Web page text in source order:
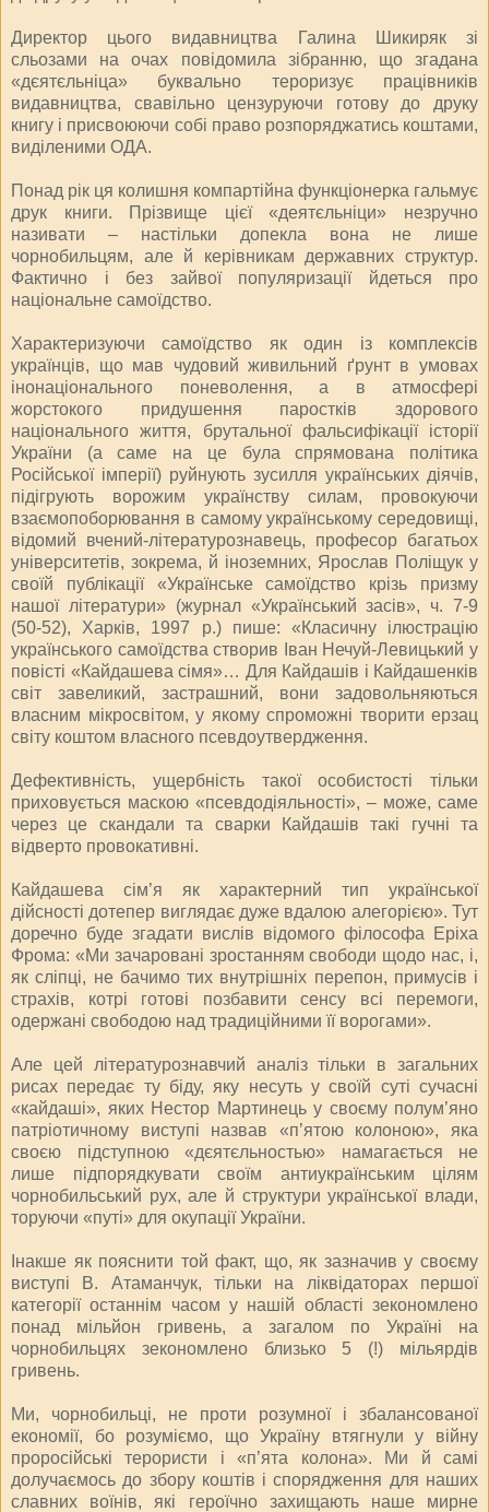
Директор цього видавництва Галина Шикиряк зі
сльозами на очах повідомила зібранню, що згадана
«дєятєльніца» буквально тероризує працівників
видавництва, свавільно цензуруючи готову до друку
книгу і присвоюючи собі право розпоряджатись коштами,
виділеними ОДА.
Понад рік ця колишня компартійна функціонерка гальмує
друк книги. Прізвище цієї «деятєльніци» незручно
називати – настільки допекла вона не лише
чорнобильцям, але й керівникам державних структур.
Фактично і без зайвої популяризації йдеться про
національне самоїдство.
Характеризуючи самоїдство як один із комплексів
українців, що мав чудовий живильний ґрунт в умовах
інонаціонального поневолення, а в атмосфері
жорстокого придушення паростків здорового
національного життя, брутальної фальсифікації історії
України (а саме на це була спрямована політика
Російської імперії) руйнують зусилля українських діячів,
підігрують ворожим українству силам, провокуючи
взаємопоборювання в самому українському середовищі,
відомий вчений-літературознавець, професор багатьох
університетів, зокрема, й іноземних, Ярослав Поліщук у
своїй публікації «Українське самоїдство крізь призму
нашої літератури» (журнал «Український засів», ч. 7-9
(50-52), Харків, 1997 р.) пише: «Класичну ілюстрацію
українського самоїдства створив Іван Нечуй-Левицький у
повісті «Кайдашева сімя»… Для Кайдашів і Кайдашенків
світ завеликий, застрашний, вони задовольняються
власним мікросвітом, у якому спроможні творити ерзац
світу коштом власного псевдоутвердження.
Дефективність, ущербність такої особистості тільки
приховується маскою «псевдодіяльності», – може, саме
через це скандали та сварки Кайдашів такі гучні та
відверто провокативні.
Кайдашева сім’я як характерний тип української
дійсності дотепер виглядає дуже вдалою алегорією». Тут
доречно буде згадати вислів відомого філософа Еріха
Фрома: «Ми зачаровані зростанням свободи щодо нас, і,
як сліпці, не бачимо тих внутрішніх перепон, примусів і
страхів, котрі готові позбавити сенсу всі перемоги,
одержані свободою над традиційними її ворогами».
Але цей літературознавчий аналіз тільки в загальних
рисах передає ту біду, яку несуть у своїй суті сучасні
«кайдаші», яких Нестор Мартинець у своєму полум’яно
патріотичному виступі назвав «п’ятою колоною», яка
своєю підступною «дєятєльностью» намагається не
лише підпорядкувати своїм антиукраїнським цілям
чорнобильський рух, але й структури української влади,
торуючи «путі» для окупації України.
Інакше як пояснити той факт, що, як зазначив у своєму
виступі В. Атаманчук, тільки на ліквідаторах першої
категорії останнім часом у нашій області зекономлено
понад мільйон гривень, а загалом по Україні на
чорнобильцях зекономлено близько 5 (!) мільярдів
гривень.
Ми, чорнобильці, не проти розумної і збалансованої
економії, бо розуміємо, що Україну втягнули у війну
проросійські терористи і «п’ята колона». Ми й самі
долучаємось до збору коштів і спорядження для наших
славних воїнів, які героїчно захищають наше мирне